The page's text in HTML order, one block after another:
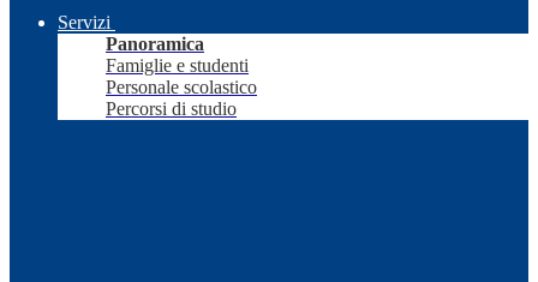
Servizi
Panoramica
Famiglie e studenti
Personale scolastico
Percorsi di studio